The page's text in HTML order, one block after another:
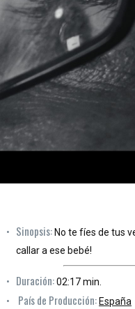
Sinopsis: No te fíes de tus
callar a ese bebé!
Duración:02:17 min.
País de Producción: España